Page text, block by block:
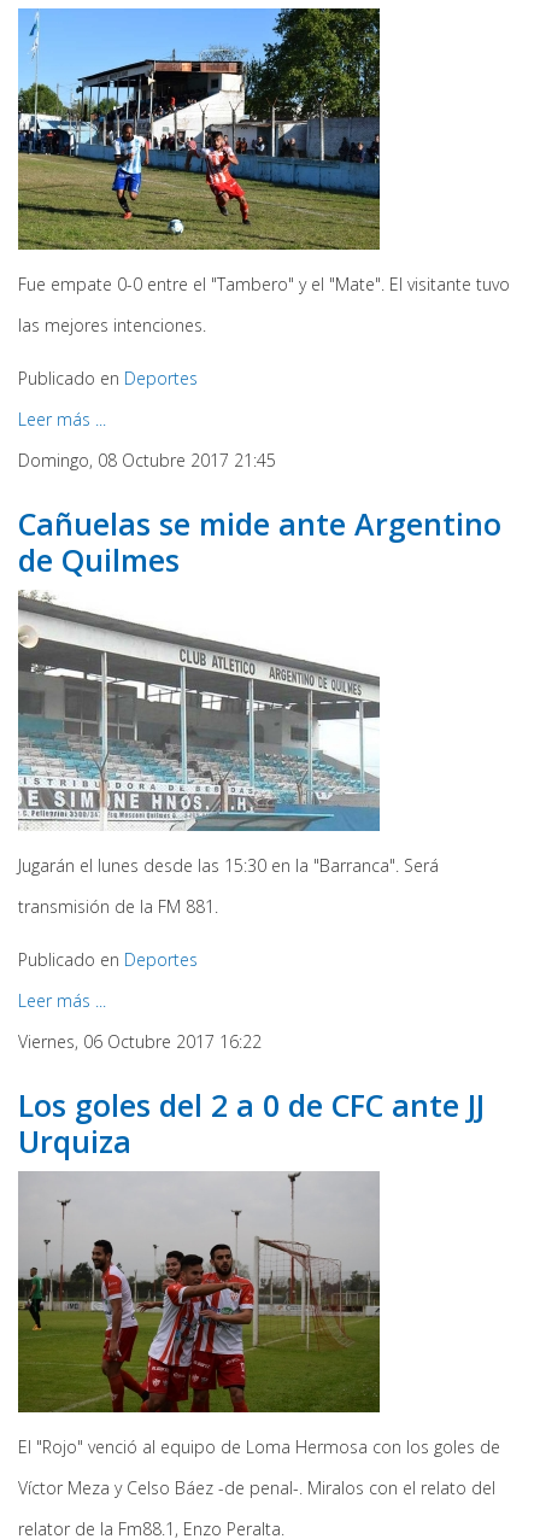
Fue empate 0-0 entre el "Tambero" y el "Mate". El visitante tuvo
las mejores intenciones.
Publicado en Deportes
Leer más ...
Domingo, 08 Octubre 2017 21:45
Cañuelas se mide ante Argentino
de Quilmes
Jugarán el lunes desde las 15:30 en la "Barranca". Será
transmisión de la FM 881.
Publicado en Deportes
Leer más ...
Viernes, 06 Octubre 2017 16:22
Los goles del 2 a 0 de CFC ante JJ
Urquiza
El "Rojo" venció al equipo de Loma Hermosa con los goles de
Víctor Meza y Celso Báez -de penal-. Miralos con el relato del
relator de la Fm88.1, Enzo Peralta.